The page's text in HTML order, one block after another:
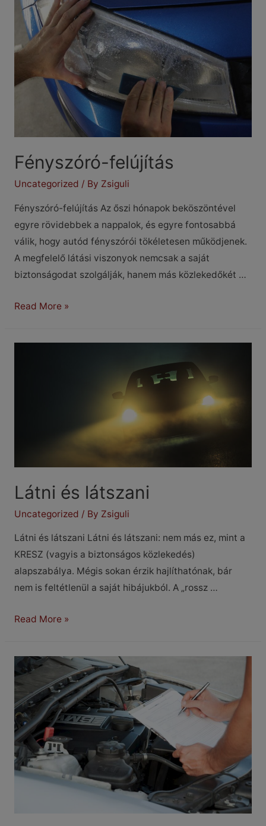
Fényszóró-felújítás
Uncategorized / By Zsiguli
Fényszóró-felújítás Az őszi hónapok beköszöntével
egyre rövidebbek a nappalok, és egyre fontosabbá
válik, hogy autód fényszórói tökéletesen működjenek.
A megfelelő látási viszonyok nemcsak a saját
biztonságodat szolgálják, hanem más közlekedőkét …
Fényszóró-
Read More »
Látni és látszani
Uncategorized / By Zsiguli
Látni és látszani Látni és látszani: nem más ez, mint a
KRESZ (vagyis a biztonságos közlekedés)
alapszabálya. Mégis sokan érzik hajlíthatónak, bár
nem is feltétlenül a saját hibájukból. A „rossz …
Látni
Read More »